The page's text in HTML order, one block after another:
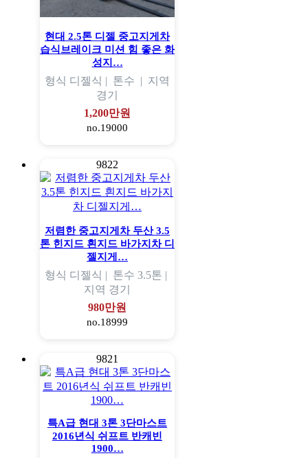
현대 2.5톤 디젤 중고지게차
습식브레이크 미션 힘 좋은 화
성지…
형식 디젤식 | 톤수 | 지역
경기
1,200만원
no.19000
9822
저렴한 중고지게차 두산 3.5
톤 힌지드 흰지드 바가지차 디
젤지게…
형식 디젤식 | 톤수 3.5톤 |
지역 경기
980만원
no.18999
9821
특A급 현대 3톤 3단마스트
2016년식 쉬프트 반캐빈
1900…